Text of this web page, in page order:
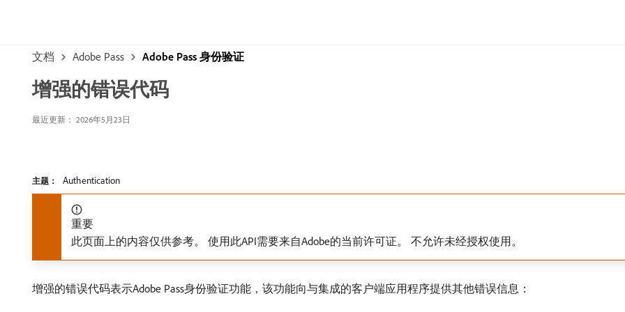
文档 Adobe Pass Adobe Pass 身份验证
增强的错误代码
最近更新： 2026年5月23日
主题： Authentication
重要
此页面上的内容仅供参考。 使用此API需要来自Adobe的当前许可证。 不允许未经授权使用。
增强的错误代码表示Adobe Pass身份验证功能，该功能向与集成的客户端应用程序提供其他错误信息：